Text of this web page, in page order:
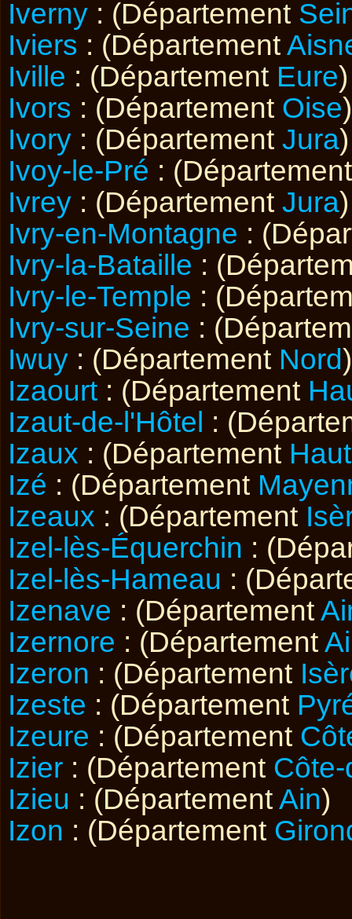
Iverny : (Département
Iviers : (Département
Iville : (Département Eure)
Ivors : (Département Oise)
Ivory : (Département Jura)
Ivoy-le-Pré :
Ivrey : (Département Jura)
Ivry-en-Montagne :
Ivry-la-Bataille :
Ivry-le-Temple :
Ivry-sur-Seine :
Iwuy : (Département Nord)
Izaourt : (Département
Izaut-de-l'Hôtel :
Izaux : (Département
Izé : (Département
Izeaux : (Département
Izel-lès-Équerchin :
Izel-lès-Hameau :
Izenave : (Département
Izernore : (Département
Izeron : (Département
Izeste : (Département
Izeure : (Département
Izier : (Département
Izieu : (DépartementAin)
Izon : (Département